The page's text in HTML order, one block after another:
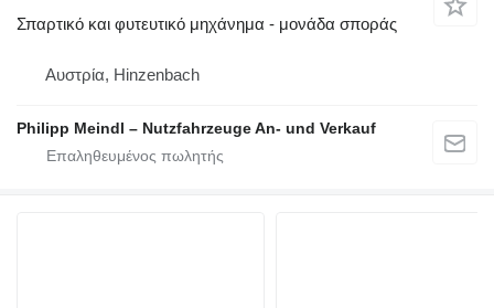
Σπαρτικό και φυτευτικό μηχάνημα - μονάδα σποράς
Αυστρία, Hinzenbach
Philipp Meindl – Nutzfahrzeuge An- und Verkauf